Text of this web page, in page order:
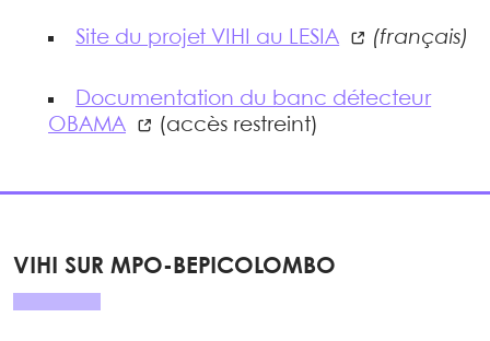
Site du projet VIHI au LESIA (français)
Documentation du banc détecteur
OBAMA
(accès restreint)
VIHI SUR MPO-BEPICOLOMBO